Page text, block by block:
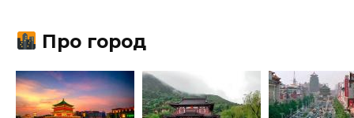
Про город